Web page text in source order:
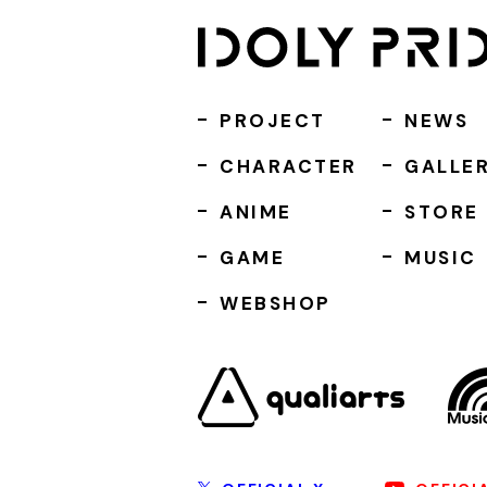
PROJECT
CHARACTER
ANIME
GAME
WEBSHOP
NEWS
STORE
MUSIC